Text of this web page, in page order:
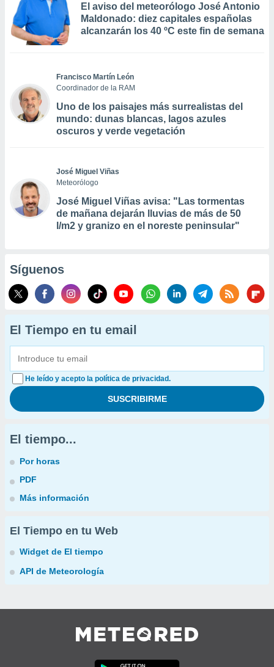
El aviso del meteorólogo José Antonio
Maldonado: diez capitales españolas
alcanzarán los 40 ºC este fin de semana
Francisco Martín León
Coordinador de la RAM
Uno de los paisajes más surrealistas del
mundo: dunas blancas, lagos azules
oscuros y verde vegetación
José Miguel Viñas
Meteorólogo
José Miguel Viñas avisa: "Las tormentas
de mañana dejarán lluvias de más de 50
l/m2 y granizo en el noreste peninsular"
Síguenos
El Tiempo en tu email
He leído y acepto la política de privacidad.
El tiempo...
Por horas
PDF
Más información
El Tiempo en tu Web
Widget de El tiempo
API de Meteorología